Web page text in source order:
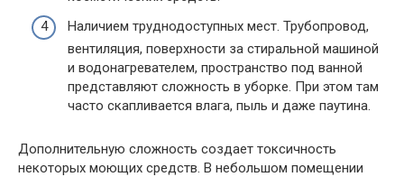
Наличием труднодоступных мест. Трубопровод,
вентиляция, поверхности за стиральной машиной
и водонагревателем, пространство под ванной
представляют сложность в уборке. При этом там
часто скапливается влага, пыль и даже паутина.
Дополнительную сложность создает токсичность
некоторых моющих средств. В небольшом помещении